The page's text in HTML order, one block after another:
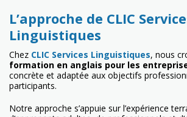
L’approche de CLIC
Linguistiques
Chez CLIC Services Linguistiques, nous
formation en anglais pour les
concrète et adaptée aux objectifs
participants.
Notre approche s’appuie sur l’expérience